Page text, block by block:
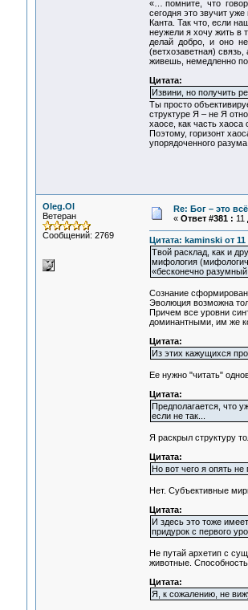
«… помните, что
сегодня это звучит
Канта. Так что, если
неужели я хочу жить
делай добро, и оно
(ветхозаветная)
живешь, немедленно
Цитата:
Извини, но получить
Ты просто
структуре Я – не Я
хаосе, как часть хаоса
Поэтому, горизонт
упорядоченного
Oleg.Ol
Ветеран
Сообщений: 2769
Re: Бог – это
« Ответ #381 : 11
Цитата: kaminski от
Твой расклад, как и
мифология
«бесконечно
Сознание
Эволюция возможна
Причем все уровни
доминантными, им же
Цитата:
Из этих кажущихся
Ее нужно "читать"
Цитата:
Предполагается, что
если не так...
Я раскрыл структуру
Цитата:
Но вот чего я опять
Нет. Субъективные
Цитата:
И здесь это тоже
придурок с первого
Не путай архетип с
животные.
Цитата:
Я, к сожалению, не